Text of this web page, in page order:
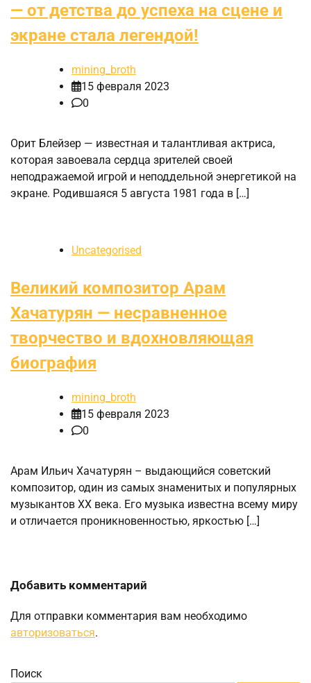
— от детства до успеха на сцене и
экране стала легендой!
mining_broth
15 февраля 2023
0
Орит Блейзер — известная и талантливая актриса,
которая завоевала сердца зрителей своей
неподражаемой игрой и неподдельной энергетикой на
экране. Родившаяся 5 августа 1981 года в […]
Uncategorised
Великий композитор Арам
Хачатурян — несравненное
творчество и вдохновляющая
биография
mining_broth
15 февраля 2023
0
Арам Ильич Хачатурян – выдающийся советский
композитор, один из самых знаменитых и популярных
музыкантов XX века. Его музыка известна всему миру
и отличается проникновенностью, яркостью […]
Добавить комментарий
Для отправки комментария вам необходимо
авторизоваться.
Поиск